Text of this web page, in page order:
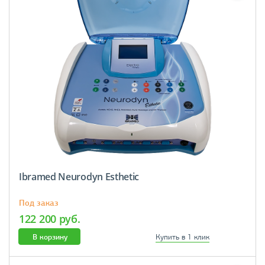
Ibramed Neurodyn Esthetic
Под заказ
122 200 руб.
В корзину Купить в 1 клик